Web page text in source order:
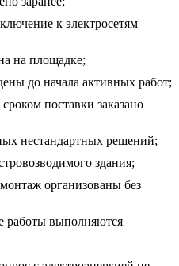
к электросетям
на площадке;
до начала активных работ;
поставки заказано
нестандартных решений;
здания;
организованы без
работы выполняются